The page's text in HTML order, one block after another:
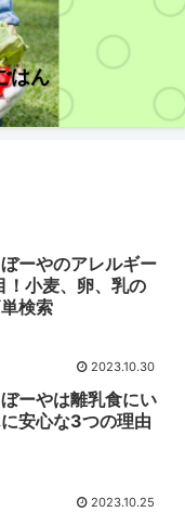
はん
ーやのアレルギー
小麦、卵、乳の
検索
2023.10.30
ーやは離乳食にい
安心な3つの理由
2023.10.25